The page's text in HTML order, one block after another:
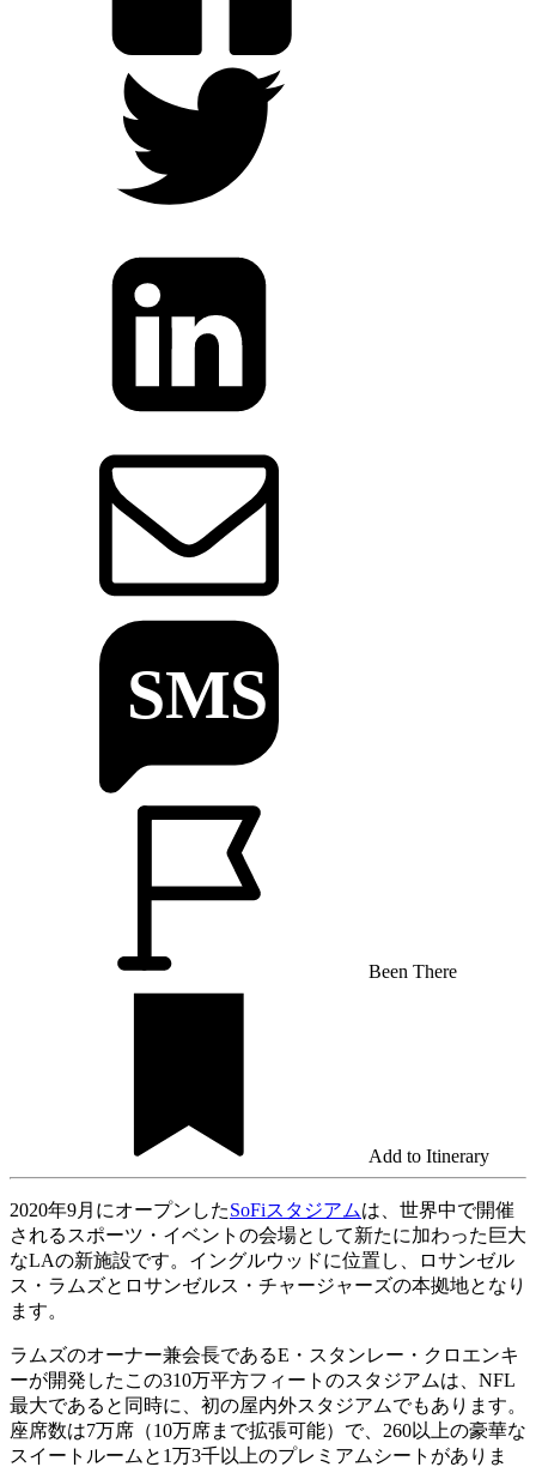
Been There
Add to Itinerary
2020年9月にオープンしたSoFiスタジアムは、世界中で開催
されるスポーツ・イベントの会場として新たに加わった巨大
なLAの新施設です。イングルウッドに位置し、ロサンゼル
ス・ラムズとロサンゼルス・チャージャーズの本拠地となり
ます。
ラムズのオーナー兼会長であるE・スタンレー・クロエンキ
ーが開発したこの310万平方フィートのスタジアムは、NFL
最大であると同時に、初の屋内外スタジアムでもあります。
座席数は7万席（10万席まで拡張可能）で、260以上の豪華な
スイートルームと1万3千以上のプレミアムシートがありま